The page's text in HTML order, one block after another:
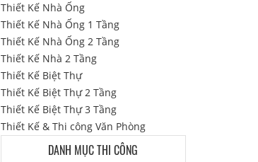
Thiết Kế Nhà Ống
Thiết Kế Nhà Ống 1 Tầng
Thiết Kế Nhà Ống 2 Tầng
Thiết Kế Nhà 2 Tầng
Thiết Kế Biệt Thự
Thiết Kế Biệt Thự 2 Tầng
Thiết Kế Biệt Thự 3 Tầng
Thiết Kế & Thi công Văn Phòng
DANH MỤC THI CÔNG